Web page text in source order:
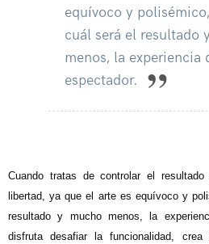
equívoco y
cuál será el resultado
menos, la experiencia
espectador.
Cuando tratas de controlar el
libertad, ya que el arte es equívoco y
resultado y mucho menos, la
disfruta desafiar la funcionalidad, crea